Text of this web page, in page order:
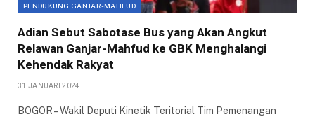
PENDUKUNG GANJAR-MAHFUD
Adian Sebut Sabotase Bus yang Akan Angkut
Relawan Ganjar-Mahfud ke GBK Menghalangi
Kehendak Rakyat
31 JANUARI 2024
BOGOR – Wakil Deputi Kinetik Teritorial Tim Pemenangan